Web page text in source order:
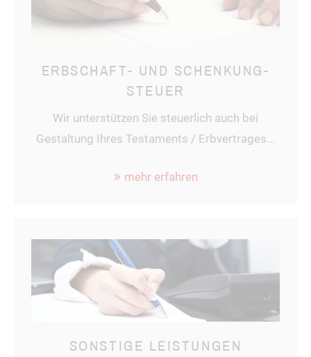
ERBSCHAFT- UND SCHENKUNG-
STEUER
Wir unterstützen Sie steuerlich auch bei
Gestaltung Ihres Testaments / Erbvertrages...
mehr erfahren
SONSTIGE LEISTUNGEN